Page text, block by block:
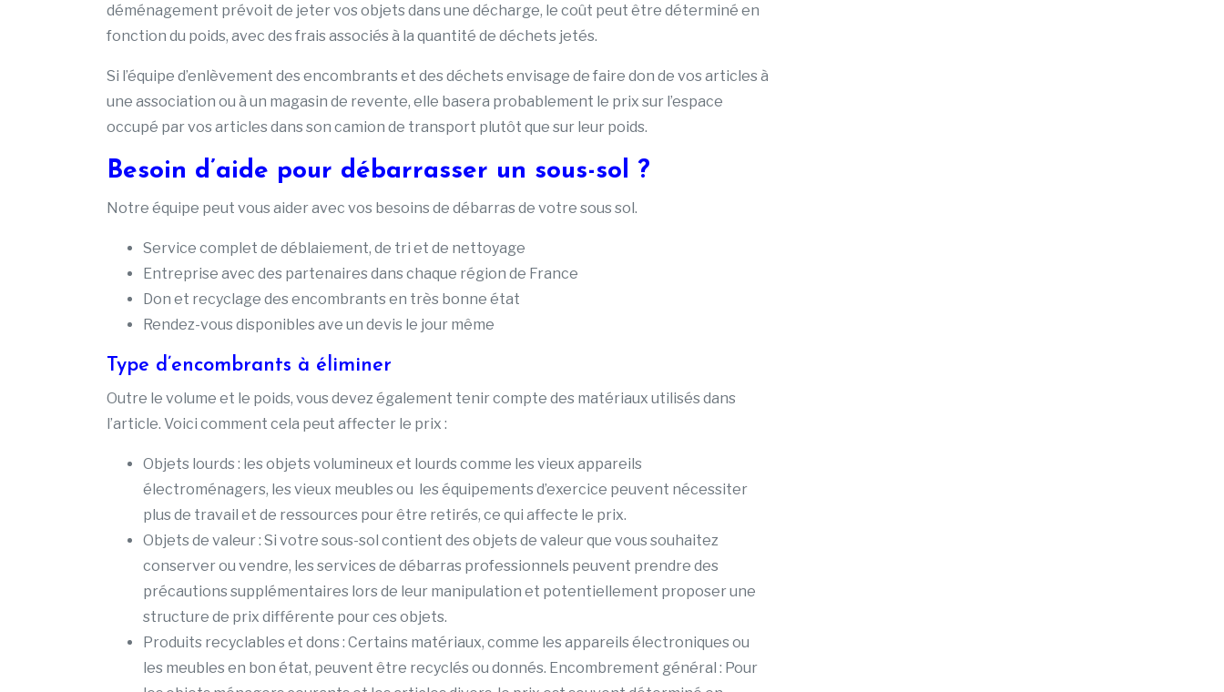
déménagement prévoit de jeter vos objets dans une décharge, le coût peut être déterminé en
fonction du poids, avec des frais associés à la quantité de déchets jetés.
Si l’équipe d’enlèvement des encombrants et des déchets envisage de faire don de vos articles à
une association ou à un magasin de revente, elle basera probablement le prix sur l’espace
occupé par vos articles dans son camion de transport plutôt que sur leur poids.
Besoin d’aide pour débarrasser un sous-sol ?
Notre équipe peut vous aider avec vos besoins de débarras de votre sous sol.
Service complet de déblaiement, de tri et de nettoyage
Entreprise avec des partenaires dans chaque région de France
Don et recyclage des encombrants en très bonne état
Rendez-vous disponibles ave un devis le jour même
Type d’encombrants à éliminer
Outre le volume et le poids, vous devez également tenir compte des matériaux utilisés dans
l’article. Voici comment cela peut affecter le prix :
Objets lourds : les objets volumineux et lourds comme les vieux appareils
électroménagers, les vieux meubles ou les équipements d’exercice peuvent nécessiter
plus de travail et de ressources pour être retirés, ce qui affecte le prix.
Objets de valeur : Si votre sous-sol contient des objets de valeur que vous souhaitez
conserver ou vendre, les services de débarras professionnels peuvent prendre des
précautions supplémentaires lors de leur manipulation et potentiellement proposer une
structure de prix différente pour ces objets.
Produits recyclables et dons : Certains matériaux, comme les appareils électroniques ou
les meubles en bon état, peuvent être recyclés ou donnés. Encombrement général : Pour